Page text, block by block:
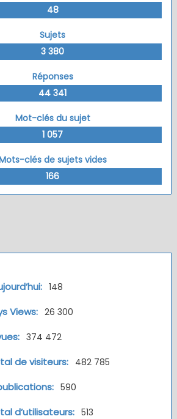
48
Sujets
3 380
Réponses
44 341
Mot-clés du sujet
1 057
clés de sujets vides
166
148
Views: 26 300
374 472
de visiteurs: 482 785
590
d’utilisateurs: 513